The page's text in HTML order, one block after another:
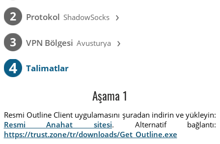
2 Protokol ShadowSocks ›
3 VPN Bölgesi Avusturya ›
4 Talimatlar
Aşama 1
Resmi Outline Client uygulamasını şuradan indirin ve yükleyin:
Resmi Anahat sitesi. Alternatif bağlantı:
https://trust.zone/tr/downloads/Get_Outline.exe